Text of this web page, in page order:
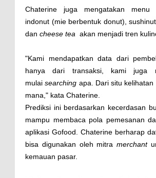
Chaterine juga mengatakan menu
indonut (mie berbentuk donut),
dan cheese tea akan menjadi tren
"Kami mendapatkan data dari
hanya dari transaksi, kami juga
mulaisearching apa. Dari situ
mana," kata Chaterine.
Prediksi ini berdasarkan kecerdasan
mampu membaca pola pemesanan
aplikasi Gofood. Chaterine berharap
bisa digunakan oleh mitramerchant
kemauan pasar.